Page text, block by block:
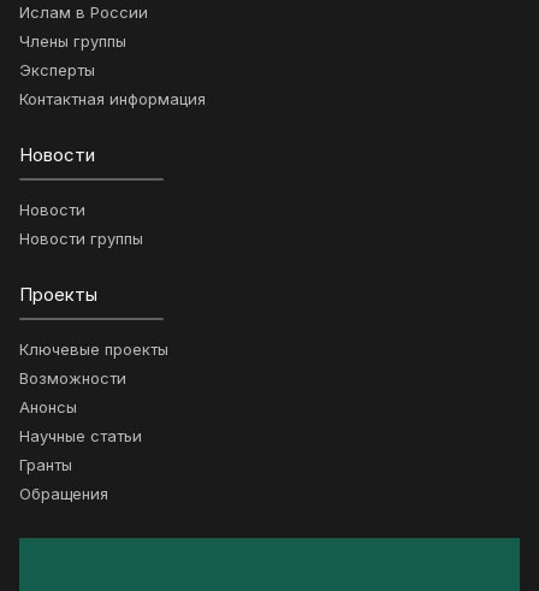
Ислам в России
Члены группы
Эксперты
Контактная информация
Новости
Новости
Новости группы
Проекты
Ключевые проекты
Возможности
Анонсы
Научные статьи
Гранты
Обращения